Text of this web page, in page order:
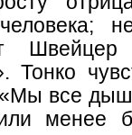
человека;
Швейцер
Тонко
«Мы все
менее